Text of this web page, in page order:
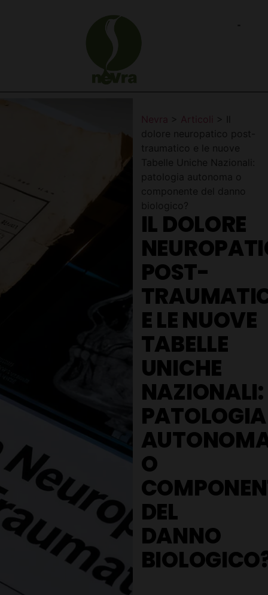
Nevra > Articoli >
dolore neuropatico post-
traumatico e le nuove
Tabelle Uniche Nazionali:
patologia autonoma o
componente del danno
biologico?
IL DOLORE
POST-
E LE NUOVE
TABELLE
UNICHE
NAZIONALI:
PATOLOGIA
O
DEL
DANNO